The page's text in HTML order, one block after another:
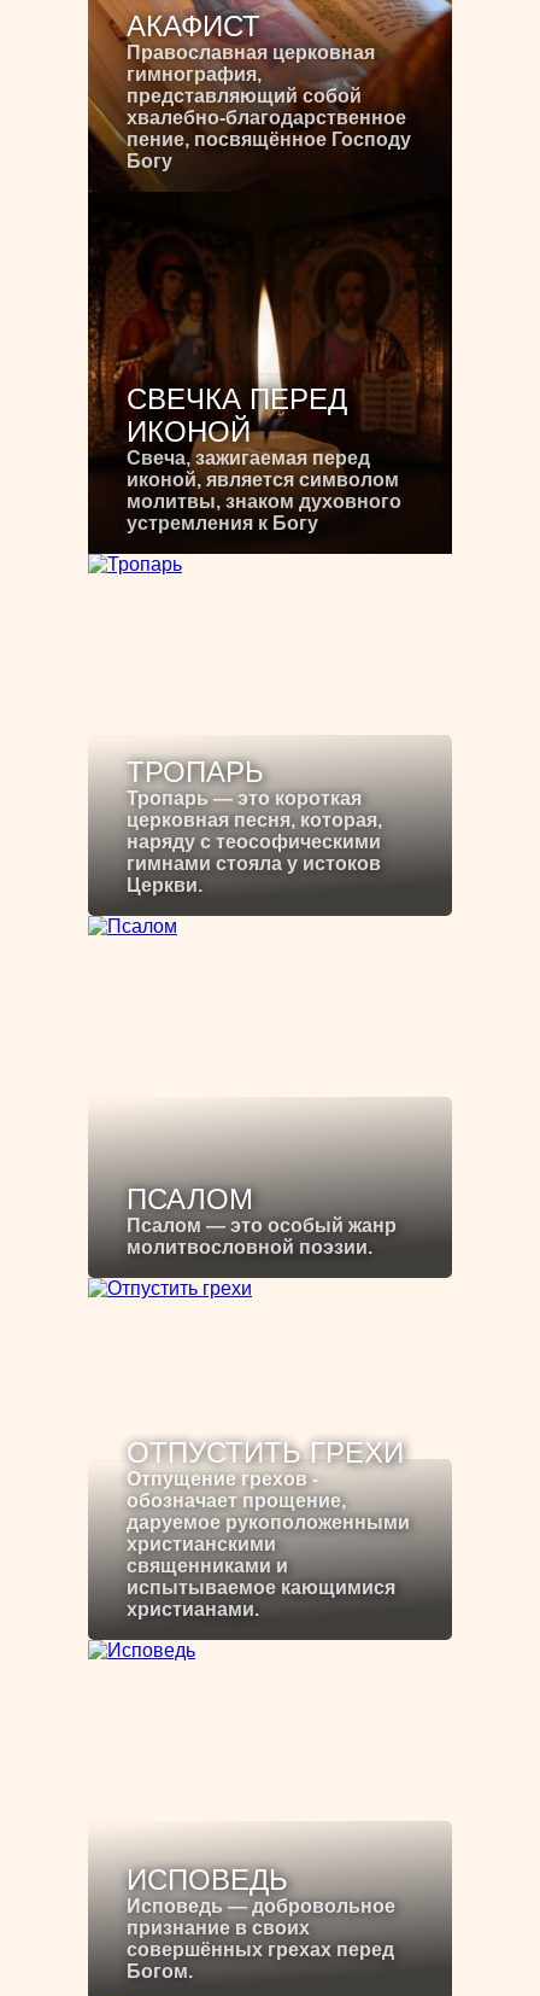
АКАФИСТ
Православная церковная
гимнография,
представляющий собой
хвалебно-благодарственное
пение, посвящённое Господу
Богу
СВЕЧКА ПЕРЕД
ИКОНОЙ
Свеча, зажигаемая перед
иконой, является символом
молитвы, знаком духовного
устремления к Богу
ТРОПАРЬ
Тропарь — это короткая
церковная песня, которая,
наряду с теософическими
гимнами стояла у истоков
Церкви.
ПСАЛОМ
Псалом — это особый жанр
молитвословной поэзии.
ОТПУСТИТЬ ГРЕХИ
Отпущение грехов -
обозначает прощение,
даруемое рукоположенными
христианскими
священниками и
испытываемое кающимися
христианами.
ИСПОВЕДЬ
Исповедь — добровольное
признание в своих
совершённых грехах перед
Богом.